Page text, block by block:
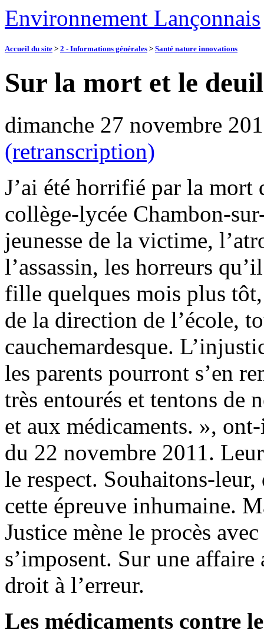
Environnement Lançonnais
Accueil du site > 2 - Informations générales > Santé nature innovations
Sur la mort et le deuil
dimanche 27 novembre
(retranscription)
J’ai été horrifié par la mort
collège-lycée Chambon-
jeunesse de la victime,
l’assassin, les horreurs
fille quelques mois plus
de la direction de l’école,
cauchemardesque.
les parents pourront s’en
très entourés et tentons de
et aux médicaments. »,
du 22 novembre 2011.
le respect. Souhaitons-
cette épreuve inhumaine.
Justice mène le procès
s’imposent. Sur une affaire
droit à l’erreur.
Les médicaments contre